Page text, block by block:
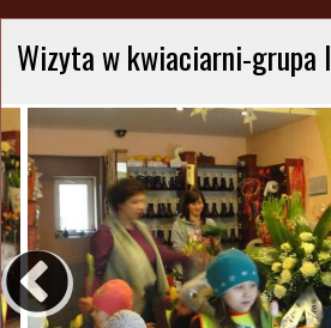
Wizyta w kwiaciarni-grupa I